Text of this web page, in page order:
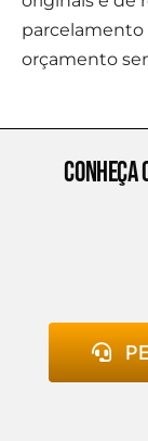
parcelamento
orçamento